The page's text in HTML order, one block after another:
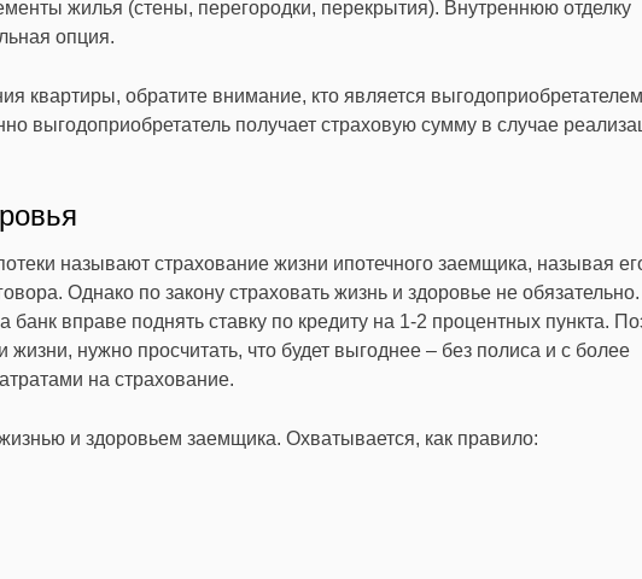
жилья (стены, перегородки, перекрытия). Внутреннюю отделку
опция.
квартиры, обратите внимание, кто является
выгодоприобретатель получает страховую сумму в случае
называют страхование жизни ипотечного заемщика, называя
Однако по закону страховать жизнь и здоровье не
банк вправе поднять ставку по кредиту на 1-2 процентных пункта.
нужно просчитать, что будет выгоднее – без полиса и с более
на страхование.
и здоровьем заемщика. Охватывается, как правило: